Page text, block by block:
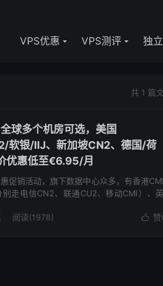
VPS优惠 VPS测评 独
共 1 篇
球多个机房可选，美国
软银/IIJ、新加坡CN2、德国/荷
优惠低至€6.95/月
促销活动，旗下数据中心众多，有香港CMI
走电信CN2、联通CU2、移动CMI）、
 赞(
阅读(1978)